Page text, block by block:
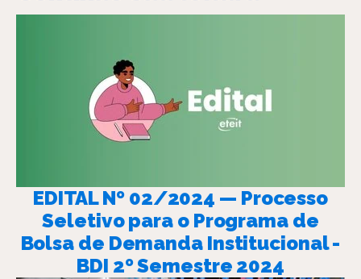
EDITAL Nº 02/2024 — Processo
Seletivo para o Programa de
Bolsa de Demanda Institucional -
BDI 2º Semestre 2024